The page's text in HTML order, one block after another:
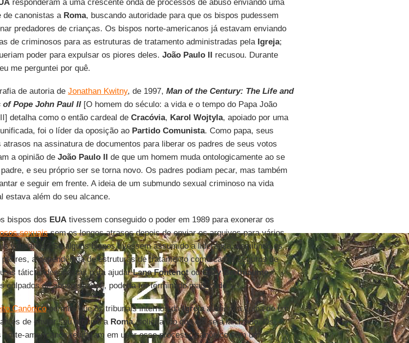
responderam a uma crescente onda de processos de abuso enviando uma
de canonistas a Roma, buscando autoridade para que os bispos pudessem
predadores de crianças. Os bispos norte-americanos já estavam enviando
de criminosos para as estruturas de tratamento administradas pela Igreja;
poder para expulsar os piores deles. João Paulo II recusou. Durante
me perguntei por quê.
de autoria de Jonathan Kwitny, de 1997, Man of the Century: The Life and
of Pope John Paul II[O homem do século: a vida e o tempo do Papa João
detalha como o então cardeal de Cracóvia, Karol Wojtyla, apoiado por uma
foi o líder da oposição ao Partido Comunista. Como papa, seus
atrasos na assinatura de documentos para liberar os padres de seus votos
a opinião de João Paulo II de que um homem muda ontologicamente ao se
e seu próprio ser se torna novo. Os padres podiam pecar, mas também
e seguir em frente. A ideia de um submundo sexual criminoso na vida
estava além do seu alcance.
bispos dos EUAtivessem conseguido o poder em 1989 para exonerar os
sexuaissem os longos atrasos depois de enviar os arquivos para vários
vaticanos? Se alguns bispos tivessem assumido a liderança, demitindo os
a dependência de estruturas de tratamento como casas seguras de
as táticas desonestas para ajudarLane FontenotouGary Berthiaume
culpados de abuso sexual], poderia ter terminado mais cedo.
Canônicopermite que os tribunais internos daIgrejaavaliem a culpa de um
de enviar seu arquivo a Roma, solicitando que ele seja laicizado. Os
norte-americanos relutaram em usar esse processo canônico sem um